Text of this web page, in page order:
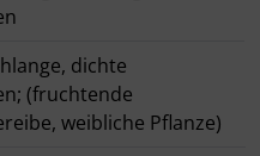
dichte
(fruchtende
weibliche Pflanze)